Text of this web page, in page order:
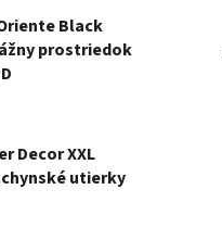
Black
prostriedok
Decor XXL
utierky